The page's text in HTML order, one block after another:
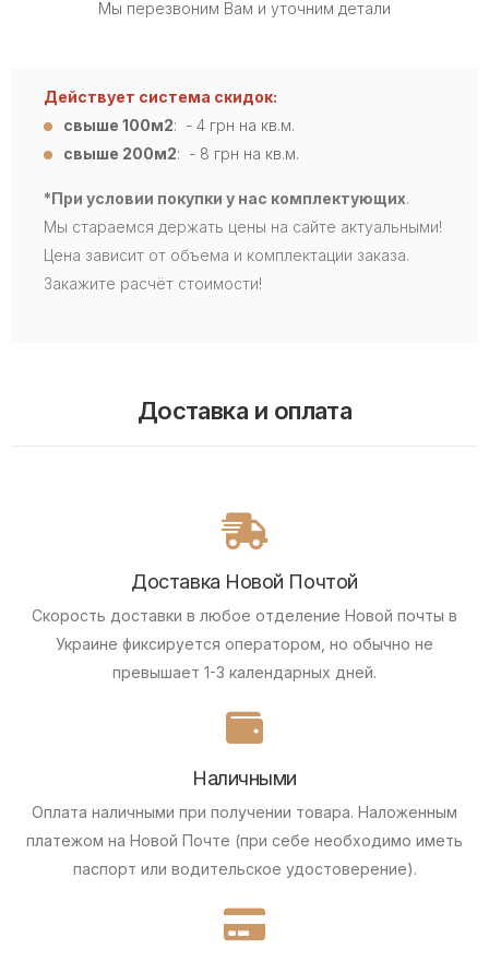
Мы перезвоним Вам и уточним детали
Действует система скидок:
свыше 100м2: - 4 грн на кв.м.
свыше 200м2: - 8 грн на кв.м.
*При условии покупки у нас комплектующих.
Мы стараемся держать цены на сайте актуальными!
Цена зависит от объема и комплектации заказа.
Закажите расчёт стоимости!
Доставка и оплата
Доставка Новой Почтой
Скорость доставки в любое отделение Новой почты в
Украине фиксируется оператором, но обычно не
превышает 1-3 календарных дней.
Наличными
Оплата наличными при получении товара. Наложенным
платежом на Новой Почте (при себе необходимо иметь
паспорт или водительское удостоверение).